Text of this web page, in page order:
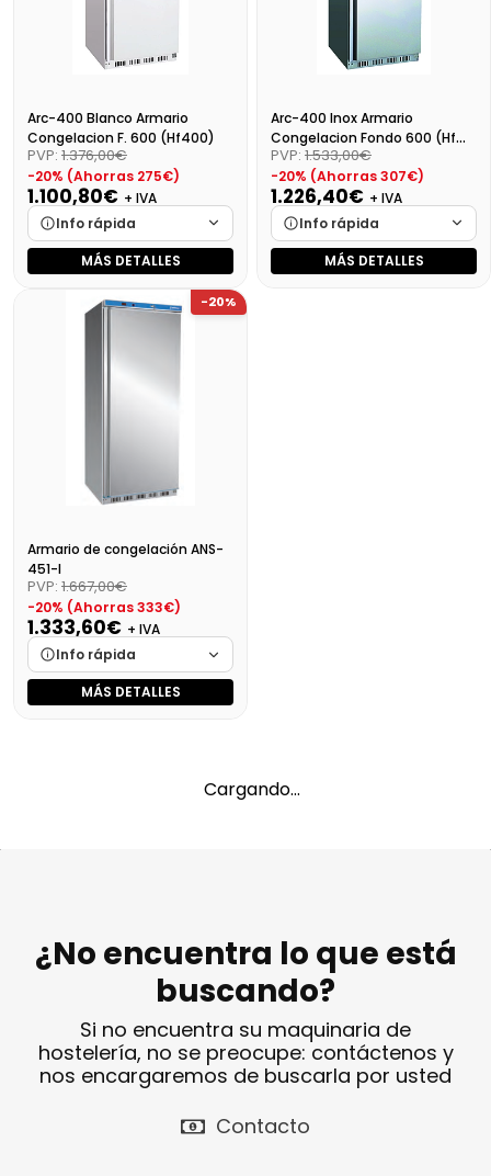
Arc-400 Blanco Armario
Congelacion F. 600 (Hf400)
PVP: 1.376,00€
-20% (Ahorras 275€)
1.100,80€ + IVA
Info rápida
Marca
Cargando…
Medidas
Cargando…
MÁS DETALLES
Arc-400 Inox Armario
Congelacion Fondo 600 (Hf
400 S/S)
PVP: 1.533,00€
-20% (Ahorras 307€)
1.226,40€ + IVA
Info rápida
Marca
Cargando…
MÁS DETALLES
-20%
Armario de congelación ANS-
451-I
PVP: 1.667,00€
-20% (Ahorras 333€)
1.333,60€ + IVA
Info rápida
Marca
Cargando…
1613,66 €
MÁS DETALLES
Cargando…
¿No encuentra lo que está
buscando?
Si no encuentra su maquinaria de
hostelería, no se preocupe: contáctenos y
nos encargaremos de buscarla por usted
Contacto